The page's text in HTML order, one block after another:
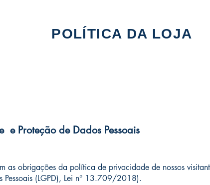
POLÍTICA DA LOJA
e Proteção de Dados Pessoais
as obrigações da política de privacidade de nossos
Pessoais (LGPD), Lei n° 13.709/2018).